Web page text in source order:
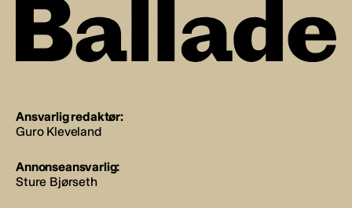
Ansvarlig redaktør:
Guro Kleveland
Annonseansvarlig:
Sture Bjørseth